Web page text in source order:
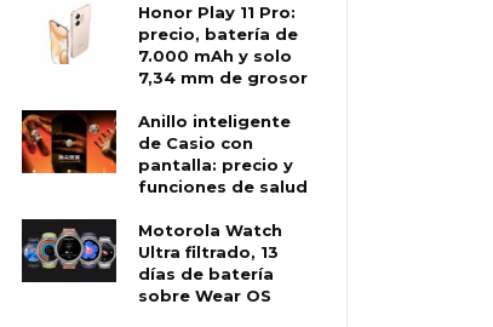
Honor Play 11 Pro:
precio, batería de
7.000 mAh y solo
7,34 mm de grosor
Anillo inteligente
de Casio con
pantalla: precio y
funciones de salud
Motorola Watch
Ultra filtrado, 13
días de batería
sobre Wear OS